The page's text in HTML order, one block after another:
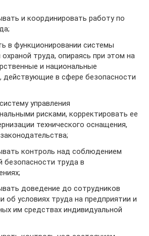
и координировать работу по
в функционировании системы
охраной труда, опираясь при этом на
и национальные
действующие в сфере безопасности
управления
рисками, корректировать ее
технического оснащения,
контроль над соблюдением
безопасности труда в
доведение до сотрудников
об условиях труда на предприятии и
им средствах индивидуальной